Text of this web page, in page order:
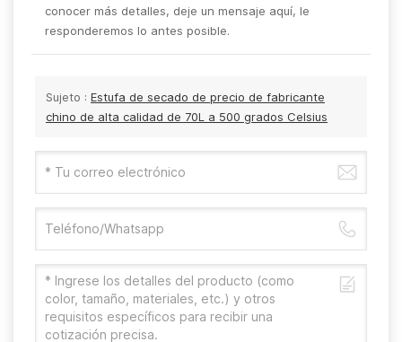
conocer más detalles, deje un mensaje aquí, le
responderemos lo antes posible.
Sujeto : Estufa de secado de precio de fabricante
chino de alta calidad de 70L a 500 grados Celsius